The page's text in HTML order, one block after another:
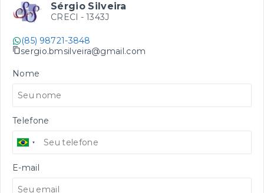
Sérgio Silveira
CRECI - 1343J
(85) 98721-3848
sergio.bmsilveira@gmail.com
Nome
Telefone
E-mail